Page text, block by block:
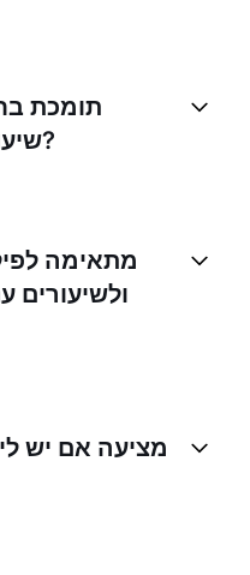
שיעורים או באפשרויות מנוי?
ולנהל את הזמינות שלהם להזמנות.